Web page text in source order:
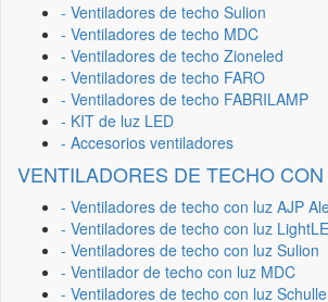
- Ventiladores de techo Sulion
- Ventiladores de techo MDC
- Ventiladores de techo Zioneled
- Ventiladores de techo FARO
- Ventiladores de techo FABRILAMP
- KIT de luz LED
- Accesorios ventiladores
VENTILADORES DE TECHO
- Ventiladores de techo con luz AJP
- Ventiladores de techo con luz
- Ventiladores de techo con luz Sulion
- Ventilador de techo con luz MDC
- Ventiladores de techo con luz